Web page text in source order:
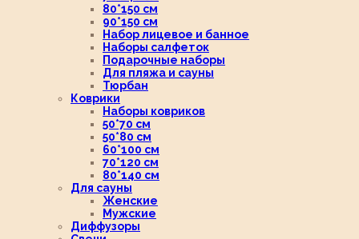
80*150 см
90*150 см
Набор лицевое и банное
Наборы салфеток
Подарочные наборы
Для пляжа и сауны
Тюрбан
Коврики
Наборы ковриков
50*70 см
50*80 см
60*100 см
70*120 см
80*140 см
Для сауны
Женские
Мужские
Диффузоры